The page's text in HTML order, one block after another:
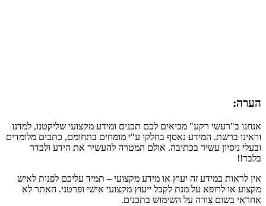
הערה:
אנחנו ב"רעשי רקע" מביאים לכם תכנים ומידע מקצועי שליקטנו, למדנו
וראינו ברשת. המידע נאסף בחלקו ע"י מומחים בתחומם, כתבים מלומדים
ובעלי ניסיון עשיר בכתיבה. אולם המטרה להעשיר את הידע ולבדר
בלבד!!
אין לראות במידע זה יעוץ או מידע מקצועי – תמיד עליכם לפנות לאיש
מקצוע או לרופא על מנת לקבל ייעוץ מקצועי אישי ופרטני. האתר לא
אחראי בשום צורה על השימוש בתכנים.